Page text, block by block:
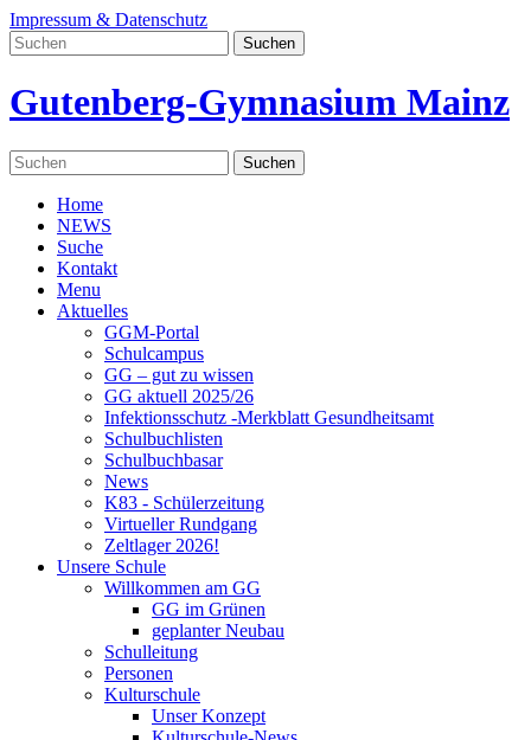
Impressum & Datenschutz
Gutenberg-Gymnasium Mainz
Home
NEWS
Suche
Kontakt
Menu
Aktuelles
GGM-Portal
Schulcampus
GG – gut zu wissen
GG aktuell 2025/26
Infektionsschutz -Merkblatt Gesundheitsamt
Schulbuchlisten
Schulbuchbasar
News
K83 - Schülerzeitung
Virtueller Rundgang
Zeltlager 2026!
Unsere Schule
Willkommen am GG
GG im Grünen
geplanter Neubau
Schulleitung
Personen
Kulturschule
Unser Konzept